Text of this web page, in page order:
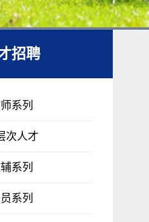
招聘
系列
次人才
系列
系列